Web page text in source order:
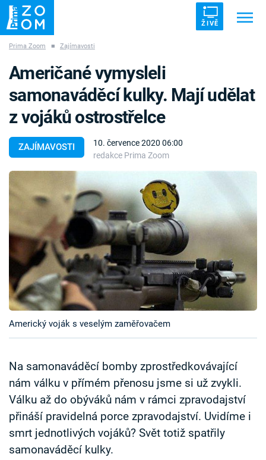
ŽIVĚ
ZÁHADY VETŘELCI DÁVNOVĚKU
Témata
Pořady
TV Program
Časopis
Sledujte prima+
Sledujte nás
Prima Zoom ■ Zajímavosti
ZAJÍMAVOSTI
10. července 2020 06:00
redakce Prima Zoom
Američané vymysleli
samonaváděcí kulky. Mají udělat
z vojáků ostrostřelce
Americký voják s veselým zaměřovačem
Na samonaváděcí bomby zprostředkovávající
nám válku v přímém přenosu jsme si už zvykli.
Válku až do obýváků nám v rámci zpravodajství
přináší pravidelná porce zpravodajství. Uvidíme i
smrt jednotlivých vojáků? Svět totiž spatřily
samonaváděcí kulky.